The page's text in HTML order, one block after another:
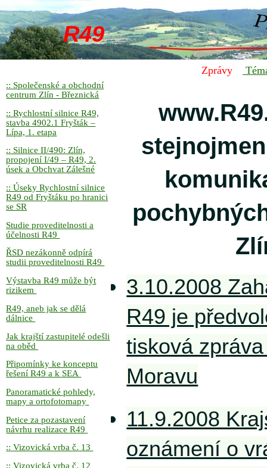
R49
Zprávy
:: Společenské a obchodní
centrum Zlín - Březnická
:: Rychlostní silnice R49,
stavba 4902.1 Fryšták –
Lípa, 1. etapa
:: Silnice II/490: Zlín,
propojení I/49 – R49, 2.
úsek a Obchvat Zálešné
:: Úseky Rychlostní silnice
R49 od Fryštáku po hranici
se SR
Studie proveditelnosti a
účelnosti R49
ŘSD nezákonně odpírá
studii proveditelnosti R49
Výstavba R49 může být
rizikem
R49, aneb jak se dělá
dálnice
Jak krajští zastupitelé odešli
na oběd
Připomínky ke konceptu
řešení R49 a k SEA
Panoramatické pohledy,
mapy a ortofotomapy
Petice za pozastavení
návrhu realizace R49
:: Vizovická vrba č. 13
:: Vizovická vrba č. 12
3.10.2008
R49 je
tisková
Moravu
11.9.2008
oznámení o